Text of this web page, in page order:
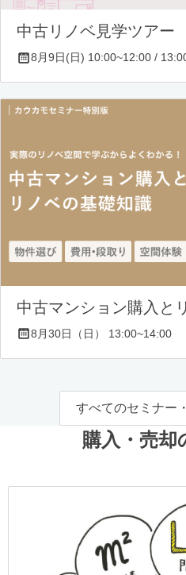
中古リノベ見学ツアー
8月9日(日) 10:00~12:00 /
中古マンション購入と
8月30日（日） 13:00~14:00
すべてのセミナー
購入・売却